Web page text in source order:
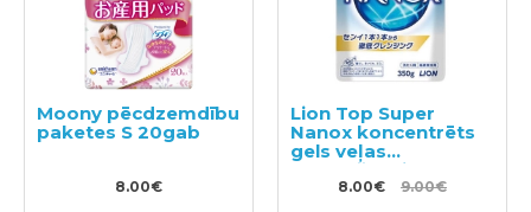
Moony pēcdzemdību
paketes S 20gab
8.00€
Lion Top Super
Nanox koncentrēts
gels veļas
mazgāšanai,
pildviela 350g
8.00€ 9.00€